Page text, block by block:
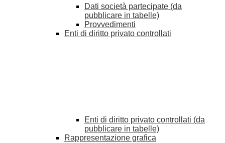
Dati società partecipate (da
pubblicare in tabelle)
Provvedimenti
Enti di diritto privato controllati
Enti di diritto privato controllati (da
pubblicare in tabelle)
Rappresentazione grafica